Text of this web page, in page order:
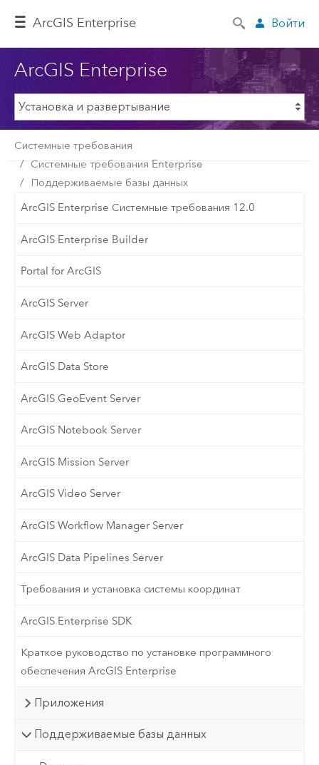
ArcGIS Enterprise Войти
ArcGIS Enterprise
Системные требования
Системные требования Enterprise
Поддерживаемые базы данных
ArcGIS Enterprise Системные требования 12.0
ArcGIS Enterprise Builder
Portal for ArcGIS
ArcGIS Server
ArcGIS Web Adaptor
ArcGIS Data Store
ArcGIS GeoEvent Server
ArcGIS Notebook Server
ArcGIS Mission Server
ArcGIS Video Server
ArcGIS Workflow Manager Server
ArcGIS Data Pipelines Server
Требования и установка системы координат
ArcGIS Enterprise SDK
Краткое руководство по установке программного
обеспечения ArcGIS Enterprise
Приложения
Поддерживаемые базы данных